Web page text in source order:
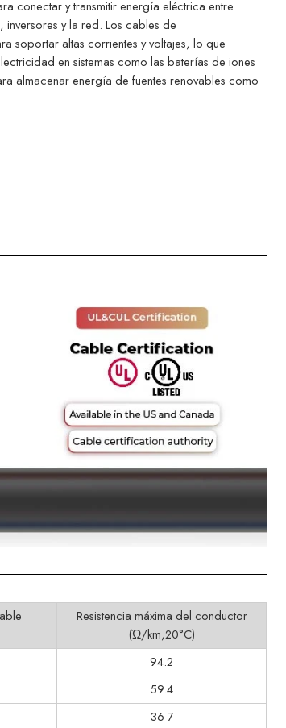
conectar y transmitir energía eléctrica entre
y la red. Los cables de
soportar altas corrientes y voltajes, lo que
en sistemas como las baterías de iones
almacenar energía de fuentes renovables como
Resistencia máxima del conductor
(Ώ/km,20°C)
94.2
59.4
36 7